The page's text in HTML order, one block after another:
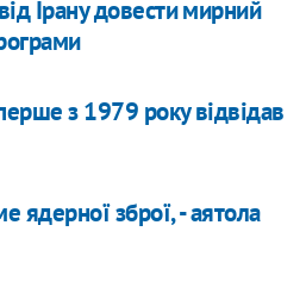
Ірану довести мирний
з 1979 року відвідав
ядерної зброї, - аятола